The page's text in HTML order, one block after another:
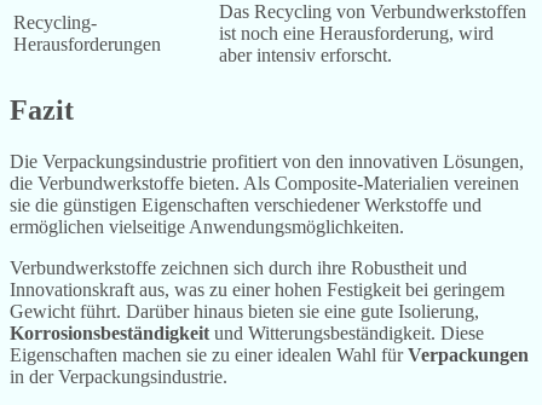
Recycling-
Herausforderungen
Das Recycling von Verbundwerkstoffen
ist noch eine Herausforderung, wird
aber intensiv erforscht.
Fazit
Die Verpackungsindustrie profitiert von den innovativen Lösungen,
die Verbundwerkstoffe bieten. Als Composite-Materialien vereinen
sie die günstigen Eigenschaften verschiedener Werkstoffe und
ermöglichen vielseitige Anwendungsmöglichkeiten.
Verbundwerkstoffe zeichnen sich durch ihre Robustheit und
Innovationskraft aus, was zu einer hohen Festigkeit bei geringem
Gewicht führt. Darüber hinaus bieten sie eine gute Isolierung,
Korrosionsbeständigkeit und Witterungsbeständigkeit. Diese
Eigenschaften machen sie zu einer idealen Wahl fürVerpackungen
in der Verpackungsindustrie.